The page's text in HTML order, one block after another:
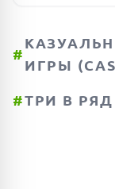
#
ИГРЫ
#ТРИ В РЯД